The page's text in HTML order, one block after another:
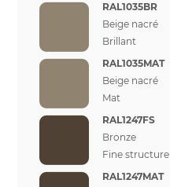
RAL1035BR
Beige nacré
Brillant
RAL1035MAT
Beige nacré
Mat
RAL1247FS
Bronze
Fine structure
RAL1247MAT